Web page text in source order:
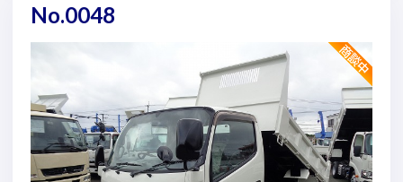
No.0048